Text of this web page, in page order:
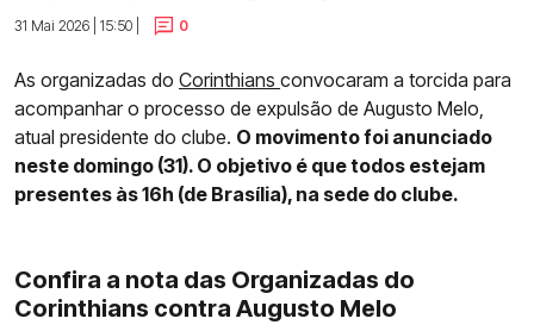
31 Mai 2026 | 15:50 |
0
As organizadas do Corinthians convocaram a torcida para
acompanhar o processo de expulsão de Augusto Melo,
atual presidente do clube. O movimento foi anunciado
neste domingo (31). O objetivo é que todos estejam
presentes às 16h (de Brasília), na sede do clube.
Confira a nota das Organizadas do
Corinthians contra Augusto Melo